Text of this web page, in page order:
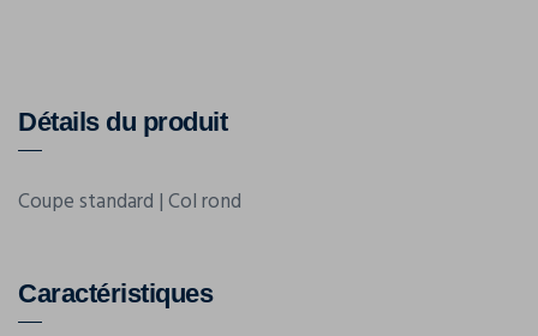
Détails du produit
Coupe standard | Col rond
Caractéristiques